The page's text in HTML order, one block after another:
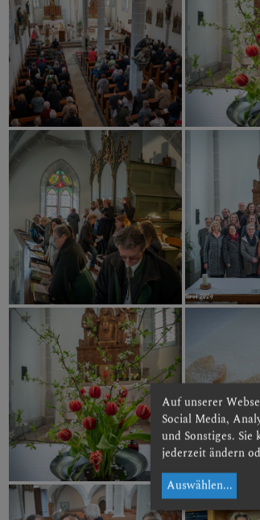
Auf unserer
Social Media,
und Sonstiges.
jederzeit ändern
Auswählen...